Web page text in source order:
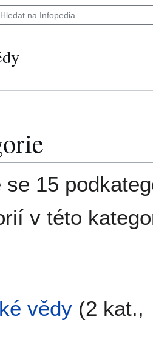
se 15
v této
vědy (2 kat.,